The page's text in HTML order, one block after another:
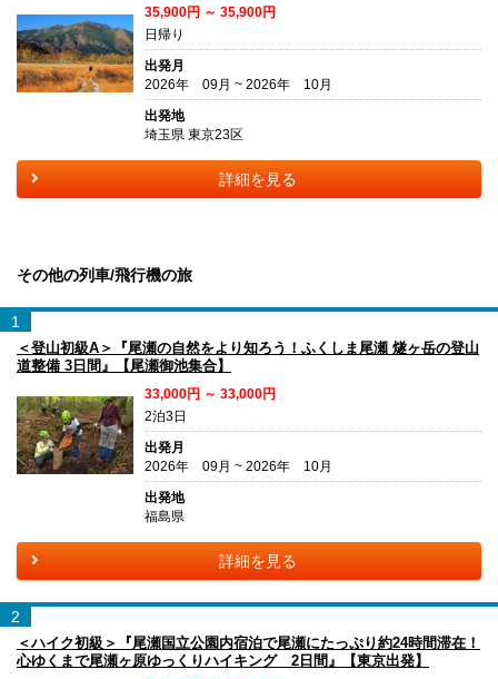
35,900円 ～ 35,900円
日帰り
出発月
2026年 09月 ~ 2026年 10月
出発地
埼玉県 東京23区
詳細を見る
その他の列車/飛行機の旅
1
＜登山初級A＞『尾瀬の自然をより知ろう！ふくしま尾瀬 燧ヶ岳の登山
道整備 3日間』【尾瀬御池集合】
33,000円 ～ 33,000円
2泊3日
出発月
2026年 09月 ~ 2026年 10月
出発地
福島県
詳細を見る
2
＜ハイク初級＞『尾瀬国立公園内宿泊で尾瀬にたっぷり約24時間滞在！
心ゆくまで尾瀬ヶ原ゆっくりハイキング 2日間』【東京出発】